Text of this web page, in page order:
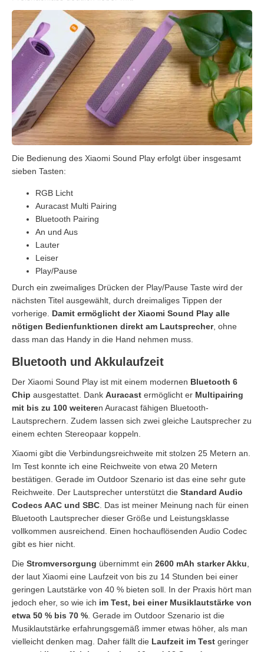
Die Bedienung des Xiaomi Sound Play erfolgt über insgesamt
sieben Tasten:
RGB Licht
Auracast Multi Pairing
Bluetooth Pairing
An und Aus
Lauter
Leiser
Play/Pause
Durch ein zweimaliges Drücken der Play/Pause Taste wird der
nächsten Titel ausgewählt, durch dreimaliges Tippen der
vorherige. Damit ermöglicht der Xiaomi Sound Play alle
nötigen Bedienfunktionen direkt am Lautsprecher, ohne
dass man das Handy in die Hand nehmen muss.
Bluetooth und Akkulaufzeit
Der Xiaomi Sound Play ist mit einem modernen Bluetooth 6
Chip ausgestattet. Dank Auracast ermöglicht er Multipairing
mit bis zu 100 weiteren Auracast fähigen Bluetooth-
Lautsprechern. Zudem lassen sich zwei gleiche Lautsprecher zu
einem echten Stereopaar koppeln.
Xiaomi gibt die Verbindungsreichweite mit stolzen 25 Metern an.
Im Test konnte ich eine Reichweite von etwa 20 Metern
bestätigen. Gerade im Outdoor Szenario ist das eine sehr gute
Reichweite. Der Lautsprecher unterstützt die Standard Audio
Codecs AAC und SBC . Das ist meiner Meinung nach für einen
Bluetooth Lautsprecher dieser Größe und Leistungsklasse
vollkommen ausreichend. Einen hochauflösenden Audio Codec
gibt es hier nicht.
Die Stromversorgung übernimmt ein 2600 mAh starker Akku
der laut Xiaomi eine Laufzeit von bis zu 14 Stunden bei einer
geringen Lautstärke von 40 % bieten soll. In der Praxis hört man
jedoch eher, so wie ich im Test, bei einer Musiklautstärke von
etwa 50 % bis 70 % . Gerade im Outdoor Szenario ist die
Musiklautstärke erfahrungsgemäß immer etwas höher, als man
vielleicht denken mag. Daher fällt die Laufzeit im Test geringer